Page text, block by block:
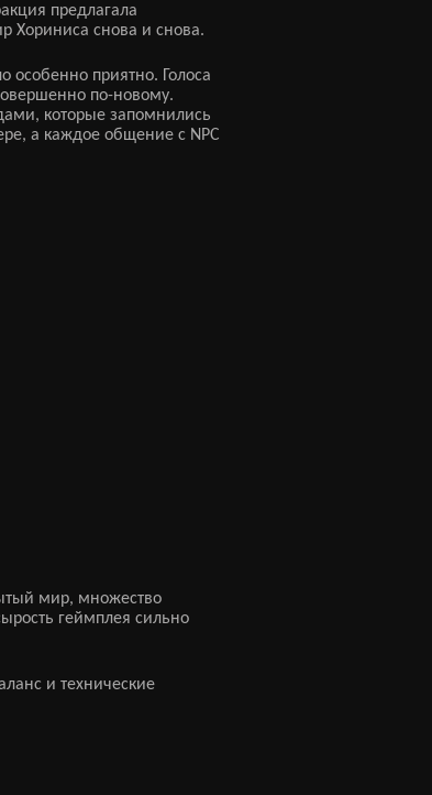
предлагала
Хориниса снова и снова.
особенно приятно. Голоса
по-новому.
которые запомнились
а каждое общение с NPC
мир, множество
геймплея сильно
и технические